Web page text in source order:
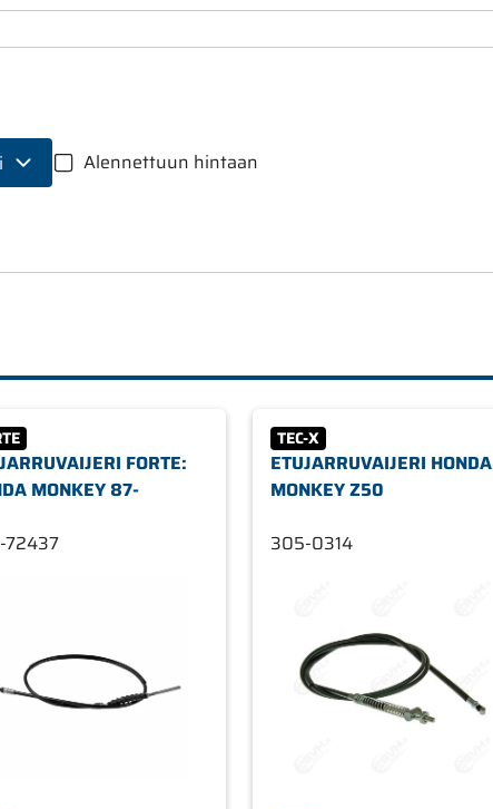
Alennettuun hintaan
FORTE:
MONKEY 87-
TEC-X
ETUJARRUVAIJERI HONDA
MONKEY Z50
305-0314